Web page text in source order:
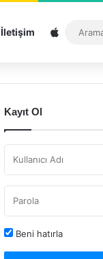
İletişim Sitemap
Kayıt Ol
Beni hatırla